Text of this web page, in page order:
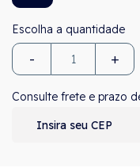
- +
Consulte frete e prazo